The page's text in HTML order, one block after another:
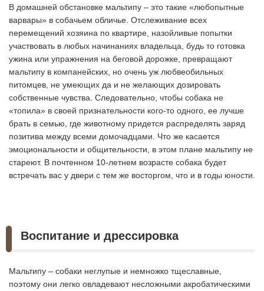
В домашней обстановке мальтипу – это такие «любопытные
варвары» в собачьем обличье. Отслеживание всех
перемещений хозяина по квартире, назойливые попытки
участвовать в любых начинаниях владельца, будь то готовка
ужина или упражнения на беговой дорожке, превращают
мальтипу в компанейских, но очень уж любвеобильных
питомцев, не умеющих да и не желающих дозировать
собственные чувства. Следовательно, чтобы собака не
«топила» в своей признательности кого-то одного, ее лучше
брать в семью, где животному придется распределять заряд
позитива между всеми домочадцами. Что же касается
эмоциональности и общительности, в этом плане мальтипу не
стареют. В почтенном 10-летнем возрасте собака будет
встречать вас у двери с тем же восторгом, что и в годы юности.
Воспитание и дрессировка
Мальтипу – собаки неглупые и немножко тщеславные,
поэтому они легко овладевают несложными акробатическими